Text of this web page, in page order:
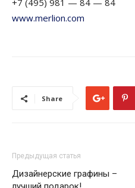
+7 (495) 981 — 84 — 84
www.merlion.com
Share
Предыдущая статья
Дизайнерские графины –